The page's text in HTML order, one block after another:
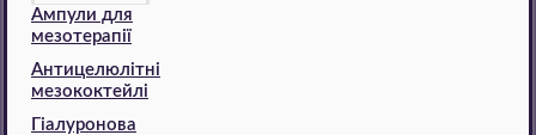
Ампули для
мезотерапії
Антицелюлітні
мезококтейлі
Гіалуронова